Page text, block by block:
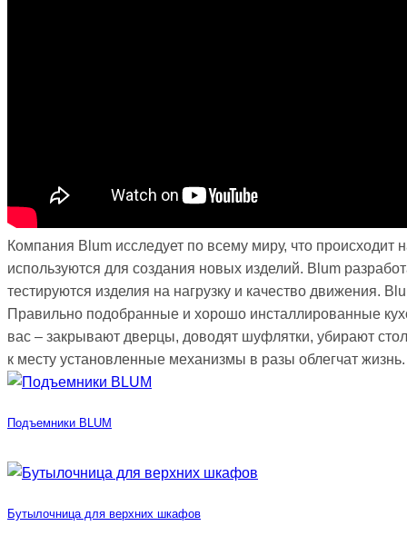
Компания Blum исследует по всему миру, что
используются для создания новых изделий. Blum
тестируются изделия на нагрузку и качество движения.
Правильно подобранные и хорошо инсталлированные
вас – закрывают дверцы, доводят шуфлятки, убирают
к месту установленные механизмы в разы облегчат жизнь.
Подъемники BLUM
Бутылочница для верхних шкафов